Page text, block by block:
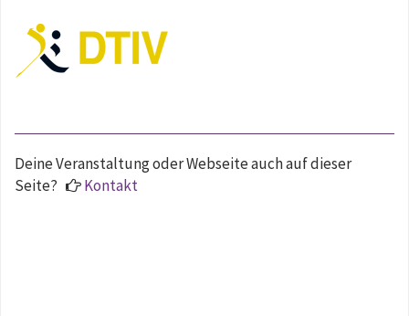
Deine Veranstaltung oder Webseite auch auf dieser
Seite?
Kontakt